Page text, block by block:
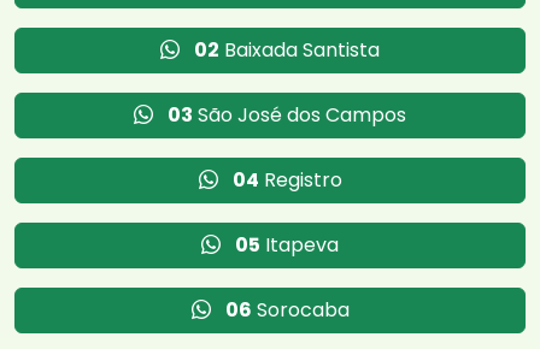
02 Baixada Santista
03 São José dos Campos
04 Registro
05 Itapeva
06 Sorocaba